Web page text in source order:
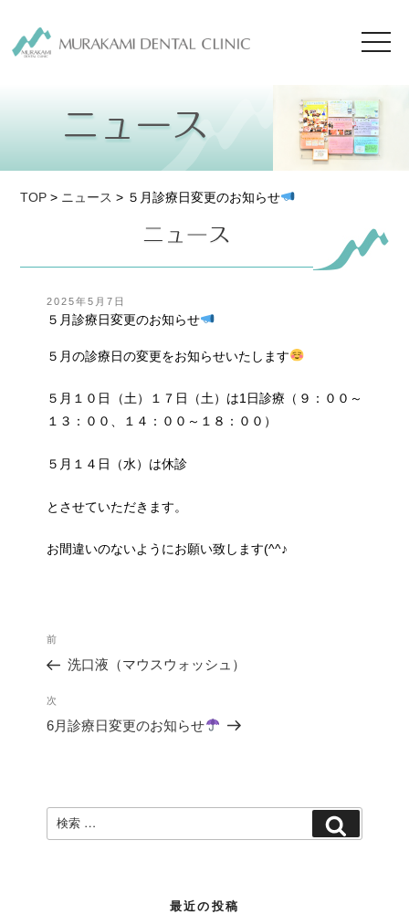
TOP > ニュース > ５月診療日変更のお知らせ
投
稿
日:
2025年5月7日
５月診療日変更のお知らせ
５月の診療日の変更をお知らせいたします
５月１０日（土）１７日（土）は1日診療（９：００～
１３：００、１４：００～１８：００）
５月１４日（水）は休診
とさせていただきます。
お間違いのないようにお願い致します(^^♪
稿
ナ
ゲ
シ
過
去
の
投
稿
前
洗口液（マウスウォッシュ）
次
の
投
次
6月診療日変更のお知らせ
検
索:
索
最近の投稿